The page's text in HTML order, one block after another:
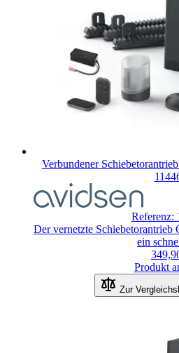
Verbundener
Referenz:
Der vernetzte Schiebetorantrieb
ein
Produkt
Zur